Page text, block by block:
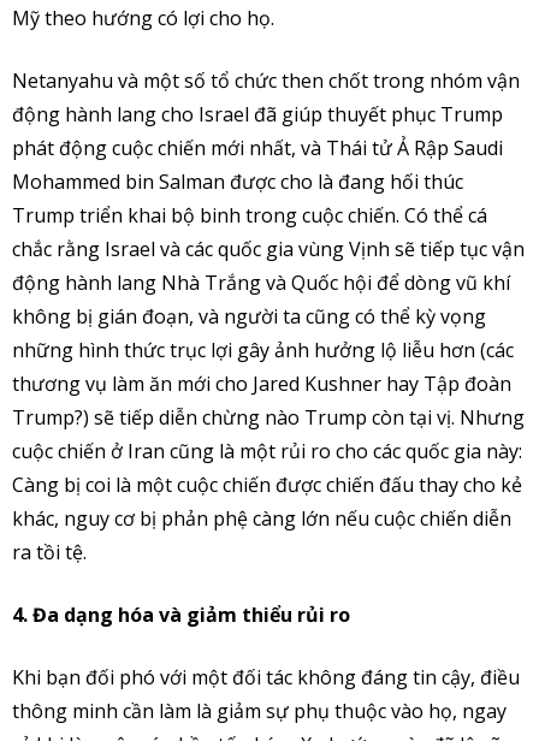
Mỹ theo hướng có lợi cho họ.
Netanyahu và một số tổ chức then chốt trong nhóm vận
động hành lang cho Israel đã giúp thuyết phục Trump
phát động cuộc chiến mới nhất, và Thái tử Ả Rập Saudi
Mohammed bin Salman được cho là đang hối thúc
Trump triển khai bộ binh trong cuộc chiến. Có thể cá
chắc rằng Israel và các quốc gia vùng Vịnh sẽ tiếp tục vận
động hành lang Nhà Trắng và Quốc hội để dòng vũ khí
không bị gián đoạn, và người ta cũng có thể kỳ vọng
những hình thức trục lợi gây ảnh hưởng lộ liễu hơn (các
thương vụ làm ăn mới cho Jared Kushner hay Tập đoàn
Trump?) sẽ tiếp diễn chừng nào Trump còn tại vị. Nhưng
cuộc chiến ở Iran cũng là một rủi ro cho các quốc gia này:
Càng bị coi là một cuộc chiến được chiến đấu thay cho kẻ
khác, nguy cơ bị phản phệ càng lớn nếu cuộc chiến diễn
ra tồi tệ.
4. Đa dạng hóa và giảm thiểu rủi ro
Khi bạn đối phó với một đối tác không đáng tin cậy, điều
thông minh cần làm là giảm sự phụ thuộc vào họ, ngay